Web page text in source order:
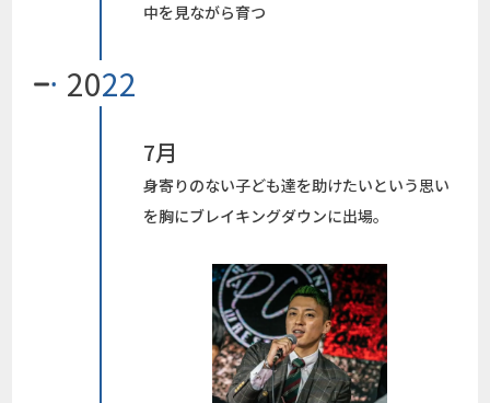
中を見ながら育つ
2022
7月
身寄りのない子ども達を助けたいという思い
を胸にブレイキングダウンに出場。